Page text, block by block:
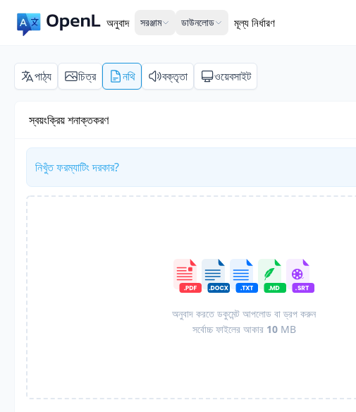
অনুবাদ সরঞ্জাম ডাউনলোড মূল্য নির্ধারণ
পাঠ্য চিত্র নথি বক্তৃতা ওয়েবসাইট
স্বয়ংক্রিয় শনাক্তকরণ
নিখুঁত ফরম্যাটিং দরকার?
অনুবাদ করতে ডকুমেন্ট আপলোড বা ড্রপ করুন
সর্বোচ্চ ফাইলের আকার 10MB